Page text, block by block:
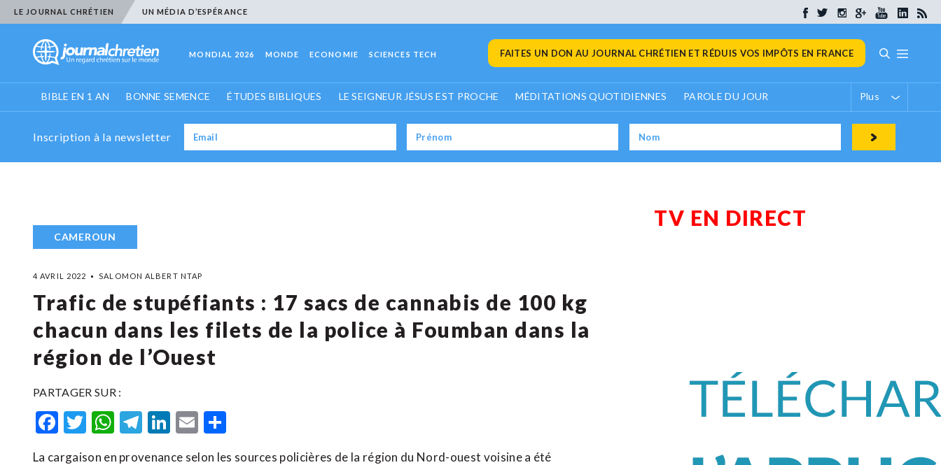
LE JOURNAL CHRÉTIEN UN MÉDIA D’ESPÉRANCE
MONDIAL 2026 MONDE ECONOMIE SCIENCES TECH FAITES UN DON AU JOURNAL CHRÉTIEN ET RÉDUIS VOS IMPÔTS EN FRANCE
BIBLE EN 1 AN BONNE SEMENCE ÉTUDES BIBLIQUES LE SEIGNEUR JÉSUS EST PROCHE MÉDITATIONS QUOTIDIENNES PAROLE DU JOUR Plus
Inscription à la newsletter
CAMEROUN
4 AVRIL 2022 SALOMON ALBERT NTAP
Trafic de stupéfiants : 17 sacs de cannabis de 100 kg
chacun dans les filets de la police à Foumban dans la
région de l’Ouest
PARTAGER SUR :
Facebook
Twitter
WhatsApp
Telegram
LinkedIn
Email
La cargaison en provenance selon les sources policières de la région du Nord-ouest voisine a été
TV EN DIRECT